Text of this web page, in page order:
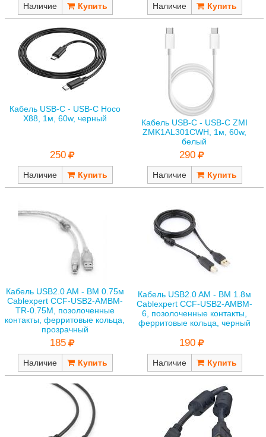
Наличие Наличие
Кабель USB-C - USB-C Hoco
X88, 1м, 60w, черный
250
Наличие
Кабель USB-C - USB-C ZMI
ZMK1AL301CWH, 1м, 60w,
белый
290
Наличие
Кабель USB2.0 AM - BM 0.75м
Cablexpert CCF-USB2-AMBM-
TR-0.75M, позолоченные
контакты, ферритовые кольца,
прозрачный
185
Наличие
Кабель USB2.0 AM - BM 1.8м
Cablexpert CCF-USB2-AMBM-
6, позолоченные контакты,
ферритовые кольца, черный
190
Наличие